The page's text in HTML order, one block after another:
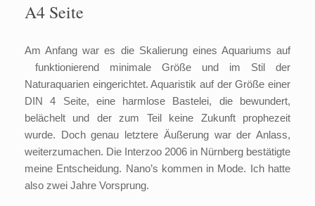
A4 Seite
Am Anfang war es die Skalierung eines Aquariums auf
funktionierend minimale Größe und im Stil der
Naturaquarien eingerichtet. Aquaristik auf der Größe einer
DIN 4 Seite, eine harmlose Bastelei, die bewundert,
belächelt und der zum Teil keine Zukunft prophezeit
wurde. Doch genau letztere Äußerung war der Anlass,
weiterzumachen. Die Interzoo 2006 in Nürnberg bestätigte
meine Entscheidung. Nano’s kommen in Mode. Ich hatte
also zwei Jahre Vorsprung.